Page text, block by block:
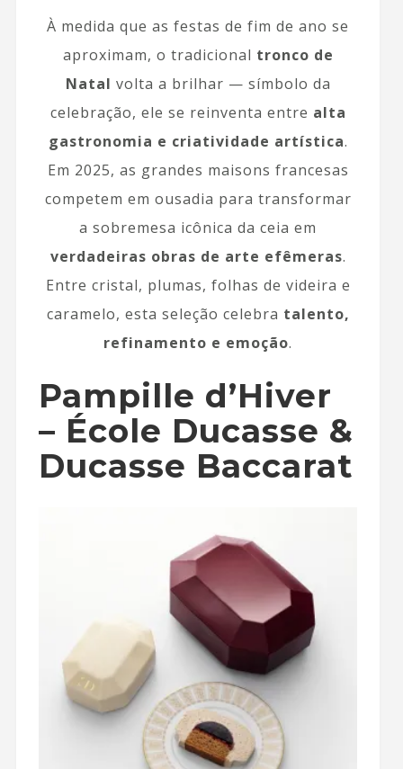
À medida que as festas de fim de ano se
aproximam, o tradicional tronco de
Natal volta a brilhar — símbolo da
celebração, ele se reinventa entre alta
gastronomia e criatividade artística.
Em 2025, as grandes maisons francesas
competem em ousadia para transformar
a sobremesa icônica da ceia em
verdadeiras obras de arte efêmeras.
Entre cristal, plumas, folhas de videira e
caramelo, esta seleção celebra talento,
refinamento e emoção.
Pampille d’Hiver
– École Ducasse &
Ducasse Baccarat